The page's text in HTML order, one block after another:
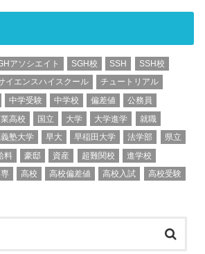
アソシエイト SGH校 SSH
SSH校
イエンスハイスクール
チュートリアル
中学受験 中学校 偏差値
公務員
高校 国立 大学 大学進学
就職
塾大学 早大 早稲田大学 法学部
県立
料 豪邸 資産 超難関校
進学校
高校 高校偏差値 高校入試 高校受験